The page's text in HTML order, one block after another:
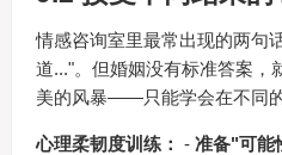
情感咨询室里最常出现的两句
道..."。但婚姻没有标准答案，
美的风暴——只能学会在不同的
心理柔韧度训练： - 准备"可能